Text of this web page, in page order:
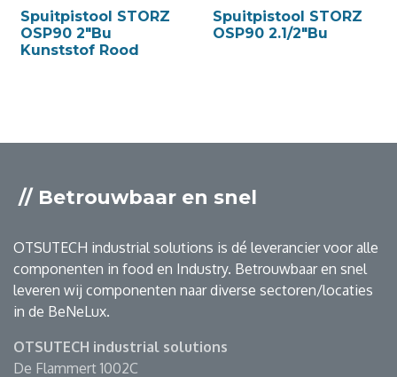
Spuitpistool STORZ
OSP90 2"Bu
Kunststof Rood
Spuitpistool STORZ
OSP90 2.1/2"Bu
// Betrouwbaar en snel
OTSUTECH industrial solutions is dé leverancier voor alle
componenten in food en Industry. Betrouwbaar en snel
leveren wij componenten naar diverse sectoren/locaties
in de BeNeLux.
OTSUTECH industrial solutions
De Flammert 1002C